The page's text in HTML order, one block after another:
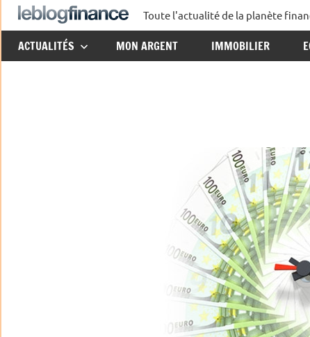
Aller
au
contenu
Le
Blog
Toute l'actualité de la planète
ACTUALITÉS MON ARGENT IMMOBILIER